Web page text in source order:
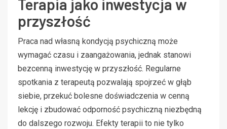
Terapia jako inwestycja w
przyszłość
Praca nad własną kondycją psychiczną może
wymagać czasu i zaangażowania, jednak stanowi
bezcenną inwestycję w przyszłość. Regularne
spotkania z terapeutą pozwalają spojrzeć w głąb
siebie, przekuć bolesne doświadczenia w cenną
lekcję i zbudować odporność psychiczną niezbędną
do dalszego rozwoju. Efekty terapii to nie tylko